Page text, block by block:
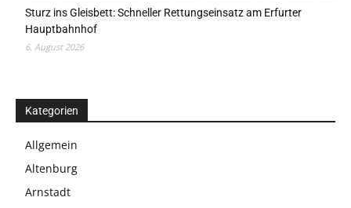
Sturz ins Gleisbett: Schneller Rettungseinsatz am Erfurter
Hauptbahnhof
6. August 2026
Kategorien
Allgemein
Altenburg
Arnstadt